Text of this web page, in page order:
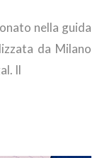
nella guida
da Milano
Il